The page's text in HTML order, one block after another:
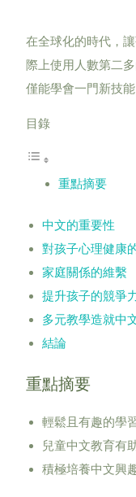
在全球化的時代，
際上使用人數第二
僅能學會一門新技
目錄
重點摘要
中文的重要性
對孩子心理健康
家庭關係的維繫
提升孩子的競爭
多元教學造就中
結論
重點摘要
輕鬆且有趣的學
兒童中文教育有
積極培養中文興